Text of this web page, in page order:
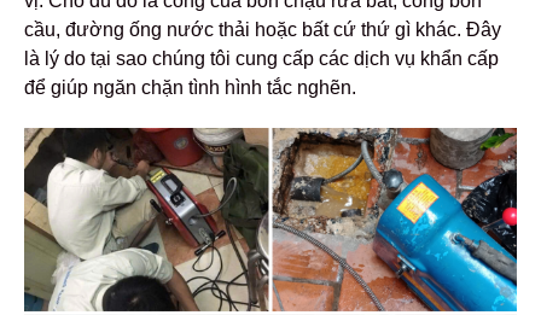
cầu, đường ống nước thải hoặc bất cứ thứ gì khác. Đây
là lý do tại sao chúng tôi cung cấp các dịch vụ khẩn cấp
để giúp ngăn chặn tình hình tắc nghẽn.